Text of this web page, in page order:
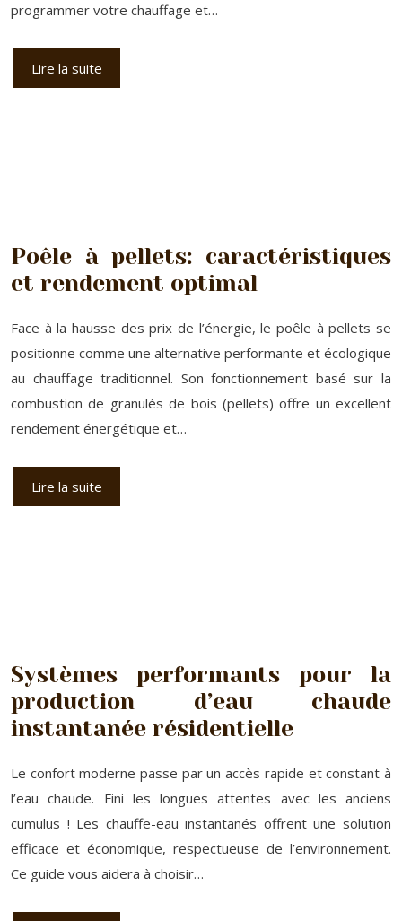
programmer votre chauffage et…
Lire la suite
Poêle à pellets: caractéristiques
et rendement optimal
Face à la hausse des prix de l’énergie, le poêle à pellets se
positionne comme une alternative performante et écologique
au chauffage traditionnel. Son fonctionnement basé sur la
combustion de granulés de bois (pellets) offre un excellent
rendement énergétique et…
Lire la suite
Systèmes performants pour la
production d’eau chaude
instantanée résidentielle
Le confort moderne passe par un accès rapide et constant à
l’eau chaude. Fini les longues attentes avec les anciens
cumulus ! Les chauffe-eau instantanés offrent une solution
efficace et économique, respectueuse de l’environnement.
Ce guide vous aidera à choisir…